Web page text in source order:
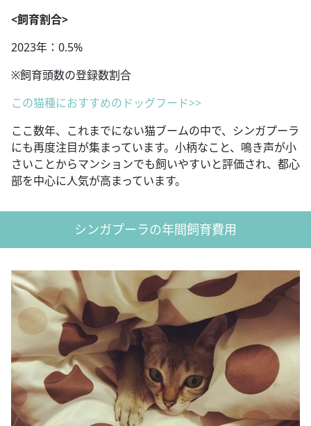
<飼育割合>
2023年：0.5%
※飼育頭数の登録数割合
この猫種におすすめのドッグフード>>
ここ数年、これまでにない猫ブームの中で、シンガプーラ
にも再度注目が集まっています。小柄なこと、鳴き声が小
さいことからマンションでも飼いやすいと評価され、都心
部を中心に人気が高まっています。
シンガプーラの年間飼育費用